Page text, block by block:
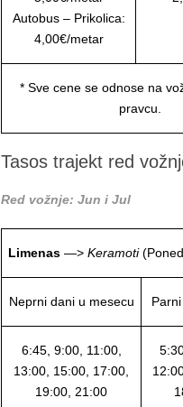
Autobus – Prikolica:
4,00€/metar
* Sve cene se odnose na
pravcu.
Tasos trajekt red
Red vožnje: Jun i Jul
Limenas—> Keramoti
Neprni dani u mesecu
6:45, 9:00, 11:00,
13:00, 15:00, 17:00,
19:00, 21:00